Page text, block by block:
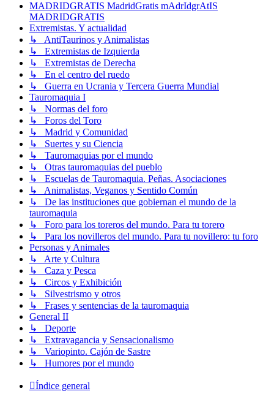
MADRIDGRATIS MadridGratis mAdrIdgrAtIS
MADRIDGRATIS
Extremistas. Y actualidad
↳ AntiTaurinos y Animalistas
↳ Extremistas de Izquierda
↳ Extremistas de Derecha
↳ En el centro del ruedo
↳ Guerra en Ucrania y Tercera Guerra Mundial
Tauromaquia I
↳ Normas del foro
↳ Foros del Toro
↳ Madrid y Comunidad
↳ Suertes y su Ciencia
↳ Tauromaquias por el mundo
↳ Otras tauromaquias del pueblo
↳ Escuelas de Tauromaquia. Peñas. Asociaciones
↳ Animalistas, Veganos y Sentido Común
↳ De las instituciones que gobiernan el mundo de la
tauromaquia
↳ Foro para los toreros del mundo. Para tu torero
↳ Para los novilleros del mundo. Para tu novillero: tu foro
Personas y Animales
↳ Arte y Cultura
↳ Caza y Pesca
↳ Circos y Exhibición
↳ Silvestrismo y otros
↳ Frases y sentencias de la tauromaquia
General II
↳ Deporte
↳ Extravagancia y Sensacionalismo
↳ Variopinto. Cajón de Sastre
↳ Humores por el mundo
Índice general